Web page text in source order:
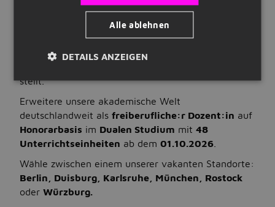
Du willst nicht nur lehren, sondern auch etwas
bewegen? Dann starte an Deutschlands größter
Hochschule und gestalte mit uns die Lehre der
Zukunft - in einem Umfeld, das deine beruflichen
stellt.
Erweitere unsere akademische Welt
deutschlandweit als freiberufliche:r Dozent:in auf
Honorarbasis im Dualen Studium mit 48
Unterrichtseinheiten ab dem 01.10.2026
Wähle zwischen einem unserer vakanten Standorte:
Berlin, Duisburg, Karlsruhe, München, Rostock
oder Würzburg.
Unternehmen auf Jobbird
Nach Stellenangeboten suchen
Jobs nach Standort
Jobs nach Berufsfeld
Jobs nach Bildungsstand
Alle ablehnen
DETAILS ANZEIGEN